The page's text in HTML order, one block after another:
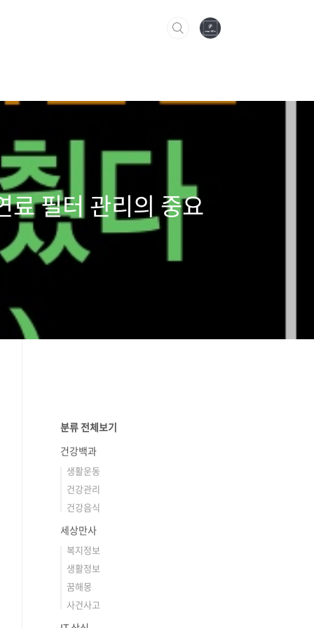
료 필터 관리의 중요
분류 전체보기
건강백과
생활운동
건강관리
건강음식
세상만사
복지정보
생활정보
꿈해몽
사건사고